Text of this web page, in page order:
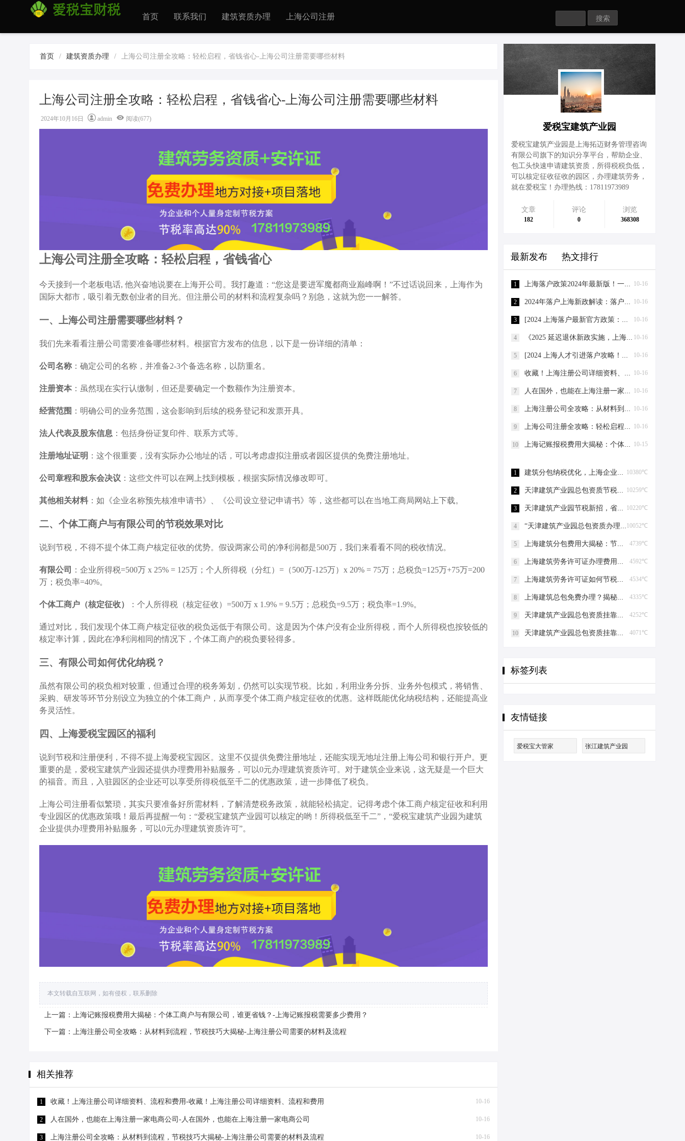
首页 联系我们 建筑资质办理 上海公司注册
首页 / 建筑资质办理 / 上海公司注册全攻略：轻松启程，省钱省心-上海公司注册需要哪些材料
上海公司注册全攻略：轻松启程，省钱省心-上海公司注册需要哪些材料
2024年10月16日 admin 阅读(677)
上海公司注册全攻略：轻松启程，省钱省心
今天接到一个老板电话, 他兴奋地说要在上海开公司。我打趣道：“您这是要进军魔都商业巅峰啊！”不过话说回来，上海作为
国际大都市，吸引着无数创业者的目光。但注册公司的材料和流程复杂吗？别急，这就为您一一解答。
一、上海公司注册需要哪些材料？
我们先来看看注册公司需要准备哪些材料。根据官方发布的信息，以下是一份详细的清单：
公司名称 ：确定公司的名称，并准备2-3个备选名称，以防重名。
注册资本 ：虽然现在实行认缴制，但还是要确定一个数额作为注册资本。
经营范围 ：明确公司的业务范围，这会影响到后续的税务登记和发票开具。
法人代表及股东信息 ：包括身份证复印件、联系方式等。
注册地址证明 ：这个很重要，没有实际办公地址的话，可以考虑虚拟注册或者园区提供的免费注册地址。
公司章程和股东会决议 ：这些文件可以在网上找到模板，根据实际情况修改即可。
其他相关材料 ：如《企业名称预先核准申请书》、《公司设立登记申请书》等，这些都可以在当地工商局网站上下载。
二、个体工商户与有限公司的节税效果对比
说到节税，不得不提个体工商户核定征收的优势。假设两家公司的净利润都是500万，我们来看看不同的税收情况。
有限公司
：企业所得税=500万 x 25% = 125万；个人所得税（分红）=（500万-125万）x 20% = 75万；总税负=125万+75万=200
万；税负率=40%。
个体工商户（核定征收） ：个人所得税（核定征收）=500万 x 1.9% = 9.5万；总税负=9.5万；税负率=1.9%。
通过对比，我们发现个体工商户核定征收的税负远低于有限公司。这是因为个体户没有企业所得税，而个人所得税也按较低的
核定率计算，因此在净利润相同的情况下，个体工商户的税负要轻得多。
三、有限公司如何优化纳税？
虽然有限公司的税负相对较重，但通过合理的税务筹划，仍然可以实现节税。比如，利用业务分拆、业务外包模式，将销售、
采购、研发等环节分别设立为独立的个体工商户，从而享受个体工商户核定征收的优惠。这样既能优化纳税结构，还能提高业
务灵活性。
四、上海爱税宝园区的福利
说到节税和注册便利，不得不提上海爱税宝园区。这里不仅提供免费注册地址，还能实现无地址注册上海公司和银行开户。更
重要的是，爱税宝建筑产业园还提供办理费用补贴服务，可以0元办理建筑资质许可。对于建筑企业来说，这无疑是一个巨大
的福音。而且，入驻园区的企业还可以享受所得税低至千二的优惠政策，进一步降低了税负。
上海公司注册看似繁琐，其实只要准备好所需材料，了解清楚税务政策，就能轻松搞定。记得考虑个体工商户核定征收和利用
专业园区的优惠政策哦！最后再提醒一句：“爱税宝建筑产业园可以核定的哟！所得税低至千二”，“爱税宝建筑产业园为建筑
企业提供办理费用补贴服务，可以0元办理建筑资质许可”。
本文转载自互联网，如有侵权，联系删除
上一篇：上海记账报税费用大揭秘：个体工商户与有限公司，谁更省钱？-上海记账报税需要多少费用？
下一篇：上海注册公司全攻略：从材料到流程，节税技巧大揭秘-上海注册公司需要的材料及流程
相关推荐
10-16
1 收藏！上海注册公司详细资料、流程和费用-收藏！上海注册公司详细资料、流程和费用
10-16
2 人在国外，也能在上海注册一家电商公司-人在国外，也能在上海注册一家电商公司
10-16
3 上海注册公司全攻略：从材料到流程，节税技巧大揭秘-上海注册公司需要的材料及流程
爱税宝建筑产业园
爱税宝建筑产业园是上海拓迈财务管理咨询
有限公司旗下的知识分享平台，帮助企业、
包工头快速申请建筑资质，所得税税负低，
可以核定征收征收的园区，办理建筑劳务，
就在爱税宝！办理热线：17811973989
文章
182
评论
0
浏览
368308
最新发布 热文排行
10-16
1 上海落户政策2024年最新版！一篇文章看懂落户上海的条件！ - 2021上海落户政策解读
10-16
2 2024年落户上海新政解读：落户上海有什么好处？一文搞懂！ - 20年上海落户政策
10-16
3 [2024 上海落户最新官方政策：外地人落户上海 5 大类方式汇总！]
10-16
4 《2025 延迟退休新政实施，上海落户政策全面解析！》
10-16
5 [2024 上海人才引进落户攻略！落户全流程解析（附材料清单）]
10-16
6 收藏！上海注册公司详细资料、流程和费用-收藏！上海注册公司详细资料、流程和费用
10-16
7 人在国外，也能在上海注册一家电商公司-人在国外，也能在上海注册一家电商公司
10-16
8 上海注册公司全攻略：从材料到流程，节税技巧大揭秘-上海注册公司需要的材料及流程
10-16
9 上海公司注册全攻略：轻松启程，省钱省心-上海公司注册需要哪些材料
10-15
10 上海记账报税费用大揭秘：个体工商户与有限公司，谁更省钱？-上海记账报税需要多少费用？
10380℃
1 建筑分包纳税优化，上海企业如何“节税”上海建筑分包纳税优化
10259℃
2 天津建筑产业园总包资质节税，妙招连连看！天津建筑产业园总包资质节税优化
10220℃
3 天津建筑产业园节税新招，省钱大法好嗨哟！天津建筑产业园总包资质节税优化
10052℃
4 “天津建筑产业园总包资质办理”轻松get，关键步骤大揭秘！天津建筑产业园总包资质办理
4739℃
5 上海建筑分包费用大揭秘：节税攻略与股权布局艺术上海建筑分包有什么费用
4592℃
6 上海建筑劳务许可证办理费用揭秘，省钱有妙招！上海建筑劳务许可证办理费用是多少
4534℃
7 上海建筑劳务许可证如何节税上海建筑劳务许可证如何节税
4335℃
8 上海建筑总包免费办理？揭秘节税高招！上海建筑总包免费办理吗？
4252℃
9 天津建筑产业园总包资质挂靠的那些事儿天津建筑产业园总包资质挂靠
4071℃
10 天津建筑产业园总包资质挂靠的那些事儿天津建筑产业园总包资质挂靠
标签列表
友情链接
爱税宝大管家 张江建筑产业园